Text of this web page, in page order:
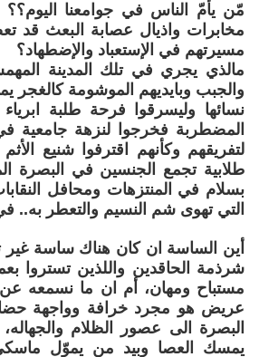
مّن يأمّ الناس في جوامعنا
مخابرات واذيال عصابة البعث قد
مسيرتهم في الإستعباد والإضطهاد؟
مالذي يجري في تلك المدينة
والجبب وبايديهم الموشومة كالغجر
نسائها وليسرقوا فرحة طلبة
المضطربة فخرجوا لنزهة جامعية
لتفريقهم وكأنهم اقترفوا شنيع
طلابية تجمع الجنسين في البصرة
بسلام في المنتزهات ومحافل
التي تهوى شم النسيم والتعطر به..
أين الساسة ان كان هناك ساسة غير
شرذمة الحاقدين واللذين تستروا
مستباح ومهان، أم ان ما نسمعه
عريض هو مجرد خرافة وواجهة
البصرة الى عصور الظلام
يمسك العصا وبيد من يموّل